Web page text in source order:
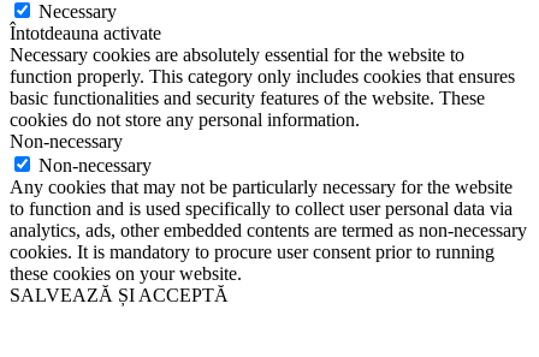
Necessary
Întotdeauna activate
Necessary cookies are absolutely essential for the website to
function properly. This category only includes cookies that ensures
basic functionalities and security features of the website. These
cookies do not store any personal information.
Non-necessary
Non-necessary
Any cookies that may not be particularly necessary for the website
to function and is used specifically to collect user personal data via
analytics, ads, other embedded contents are termed as non-necessary
cookies. It is mandatory to procure user consent prior to running
these cookies on your website.
SALVEAZĂ ȘI ACCEPTĂ